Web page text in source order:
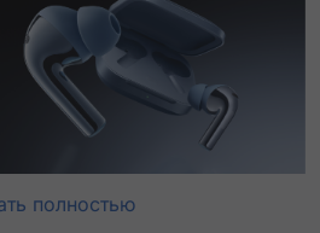
полностью